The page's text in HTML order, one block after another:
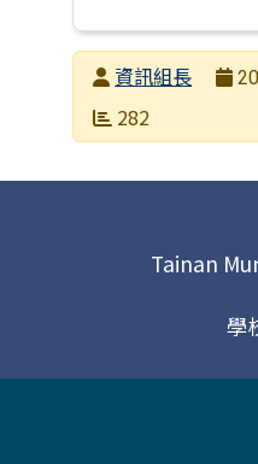
發布者資訊組長
發布日期
瀏覽次數
282
Tainan
學